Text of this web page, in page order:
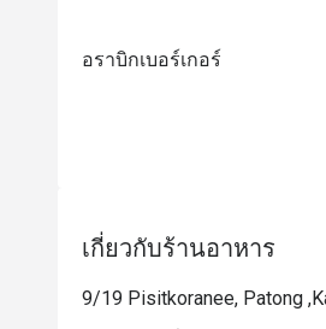
อราบิกเบอร์เกอร์
เกี่ยวกับร้านอาหาร
9/19 Pisitkoranee, Patong